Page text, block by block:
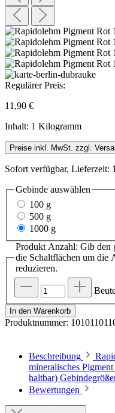
Regulärer Preis:
11,90 €
Inhalt: 1 Kilogramm
Preise inkl. MwSt. zzgl.
Sofort verfügbar, Lieferzeit:
Gebinde auswählen
100 g
500 g
1000 g
Produkt Anzahl: Gib den
die Schaltflächen um die
reduzieren.
In den Warenkorb
Produktnummer:
Beschreibung
mineralisches
haltbar)
Bewertungen